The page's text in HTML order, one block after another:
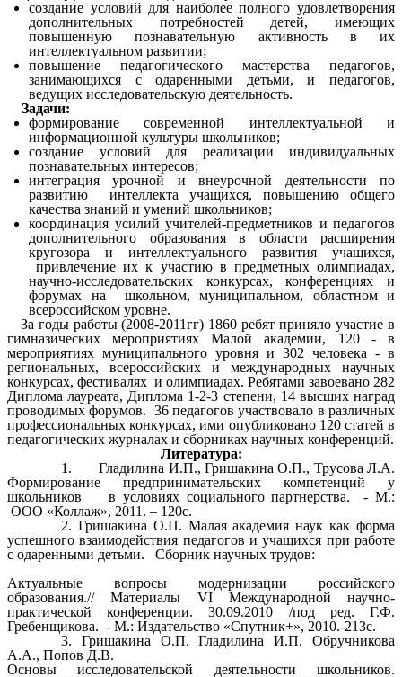
создание условий для наиболее полного удовлетворения
дополнительных потребностей детей, имеющих
повышенную познавательную активность в их
интеллектуальном развитии;
повышение педагогического мастерства педагогов,
занимающихся с одаренными детьми, и педагогов,
ведущих исследовательскую деятельность.
Задачи:
формирование современной интеллектуальной и
информационной культуры школьников;
создание условий для реализации индивидуальных
познавательных интересов;
интеграция урочной и внеурочной деятельности по
развитию интеллекта учащихся, повышению общего
качества знаний и умений школьников;
координация усилий учителей-предметников и педагогов
дополнительного образования в области расширения
кругозора и интеллектуального развития учащихся,
привлечение их к участию в предметных олимпиадах,
научно-исследовательских конкурсах, конференциях и
форумах на школьном, муниципальном, областном и
всероссийском уровне.
За годы работы (2008-2011гг) 1860 ребят приняло участие в
гимназических мероприятиях Малой академии, 120 - в
мероприятиях муниципального уровня и 302 человека - в
региональных, всероссийских и международных научных
конкурсах, фестивалях и олимпиадах. Ребятами завоевано 282
Диплома лауреата, Диплома 1-2-3 степени, 14 высших наград
проводимых форумов. 36 педагогов участвовало в различных
профессиональных конкурсах, ими опубликовано 120 статей в
педагогических журналах и сборниках научных конференций.
Литература:
Гладилина И.П., Гришакина О.П., Трусова Л.А.
Формирование предпринимательских компетенций у
школьников в условиях социального партнерства. - М.:
ООО «Коллаж», 2011. – 120с.
Гришакина О.П. Малая академия наук как форма
успешного взаимодействия педагогов и учащихся при работе
с одаренными детьми. Сборник научных трудов:
Актуальные вопросы модернизации российского
образования.// Материалы VI Международной научно-
практической конференции. 30.09.2010 /под ред. Г.Ф.
Гребенщикова. - М.: Издательство «Спутник+», 2010.-213с.
Гришакина О.П. Гладилина И.П. Обручникова
А.А., Попов Д.В.
Основы исследовательской деятельности школьников.